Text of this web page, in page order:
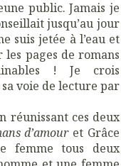
public. Jamais je
jusqu’au jour
suis jetée à l’eau et
pages de romans
! Je crois
voie de lecture par
réunissant ces deux
d’amouret Grâce
femme tous deux